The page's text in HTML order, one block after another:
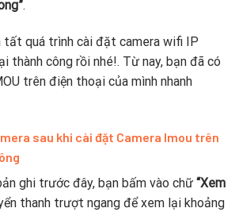
.
tất quá trình cài đặt camera wifi IP
thành công rồi nhé!. Từ nay, bạn đã có
trên điện thoại của mình nhanh
sau khi cài đặt Camera Imou trên
ghi trước đây, bạn bấm vào chữ “Xem
thanh trượt ngang để xem lại khoảng